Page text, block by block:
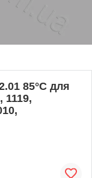
85°C для
1119,